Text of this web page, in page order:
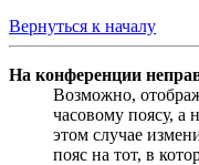
Вернуться к началу
На конференции
Возможно,
часовому поясу, а
этом случае
пояс на тот, в